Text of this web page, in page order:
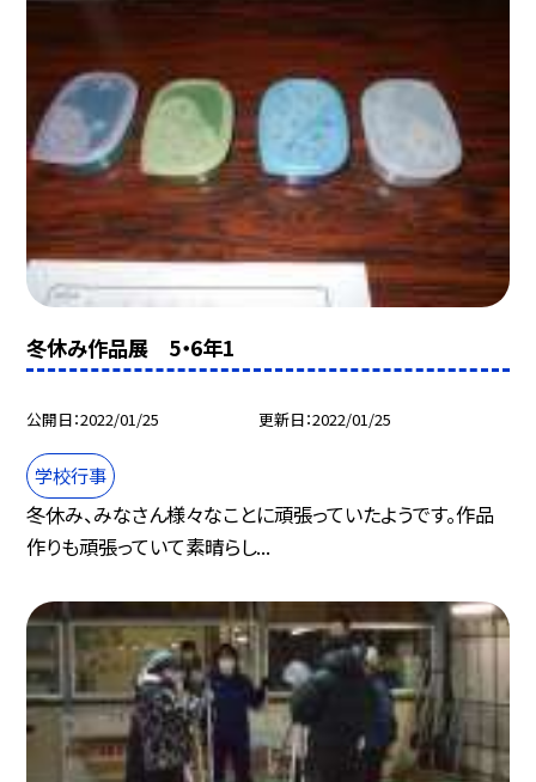
冬休み作品展 5・6年1
公開日 2022/01/25 更新日 2022/01/25
学校行事
冬休み、みなさん様々なことに頑張っていたようです。作品
作りも頑張っていて素晴らし...